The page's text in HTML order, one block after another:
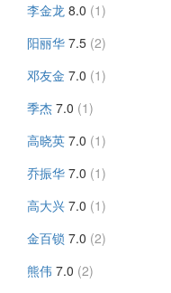
李金龙 8.0 (1)
阳丽华 7.5 (2)
邓友金 7.0 (1)
季杰 7.0 (1)
高晓英 7.0 (1)
乔振华 7.0 (1)
高大兴 7.0 (1)
金百锁 7.0 (2)
熊伟 7.0 (2)